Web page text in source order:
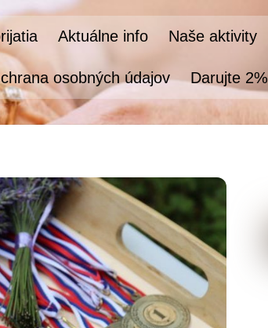
Aktuálne info Naše aktivity
osobných údajov Darujte 2%